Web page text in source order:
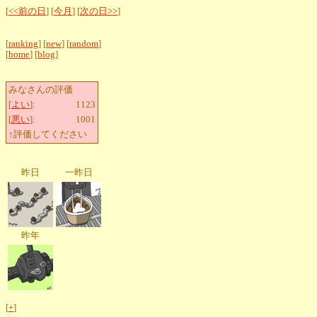
[<<前の日 ] [今月 ] [次の日>>]
[ranking] [new] [random]
[home] [blog]
みなさんの評価
[よい]:
1123
[悪い]:
1001
↑評価してください
昨日 一昨日
昨年
[+]